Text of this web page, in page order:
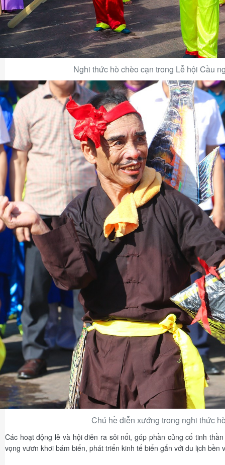
Nghi thức hò chèo cạn trong Lễ hội Cầu
Chú hề diễn xướng trong nghi thức
Các hoạt động lễ và hội diễn ra sôi nổi, góp phần củng cố tinh
vọng vươn khơi bám biển, phát triển kinh tế biển gắn với du lịch bền